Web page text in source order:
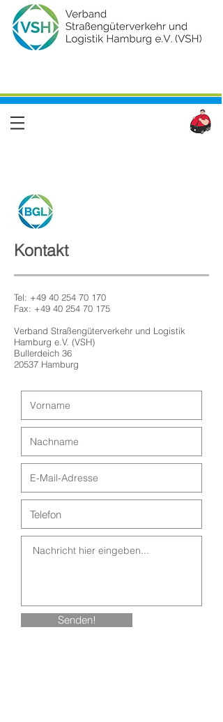
Kontakt
Tel: +49 40 254 70 170
Fax: +49 40 254 70 175
Verband Straßengüterverkehr und Logistik
Hamburg e.V. (VSH)
Bullerdeich 36
20537 Hamburg
Senden!